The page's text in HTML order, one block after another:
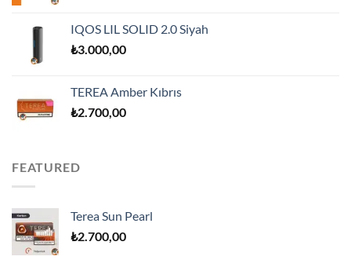
IQOS LIL SOLID 2.0 Siyah
₺3.000,00
TEREA Amber Kıbrıs
₺2.700,00
FEATURED
Terea Sun Pearl
₺2.700,00